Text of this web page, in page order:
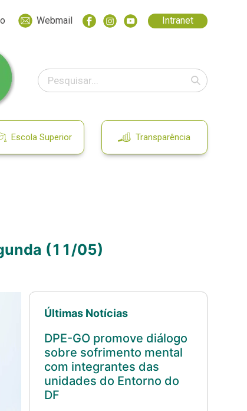
Webmail Intranet
Escola Superior Transparência
(11/05)
Últimas Notícias
DPE-GO promove diálogo
sobre sofrimento mental
com integrantes das
unidades do Entorno do
DF